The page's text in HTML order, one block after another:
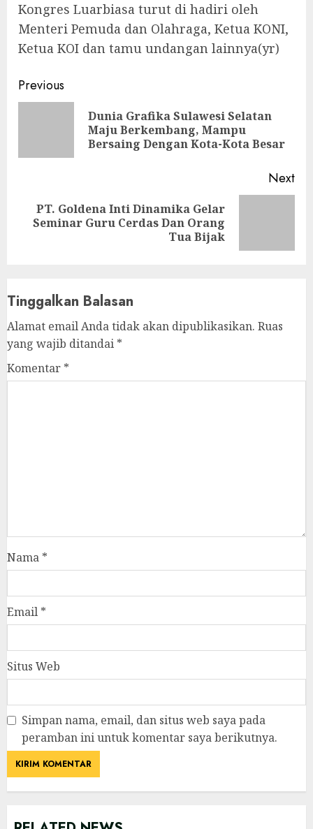
Kongres Luarbiasa turut di hadiri oleh
Menteri Pemuda dan Olahraga, Ketua KONI,
Ketua KOI dan tamu undangan lainnya(yr)
Continue
Reading
Previous
Dunia Grafika Sulawesi Selatan
Maju Berkembang, Mampu
Bersaing Dengan Kota-Kota Besar
Next
Next
PT. Goldena Inti Dinamika Gelar
Seminar Guru Cerdas Dan Orang
Tua Bijak
Tinggalkan Balasan
Alamat email Anda tidak akan dipublikasikan. Ruas
yang wajib ditandai *
Komentar *
Nama *
Email *
Situs Web
Simpan nama, email, dan situs web saya pada
peramban ini untuk komentar saya berikutnya.